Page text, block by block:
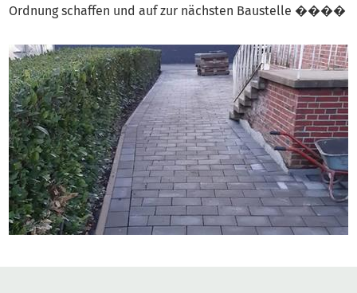
Ordnung schaffen und auf zur nächsten Baustelle ����